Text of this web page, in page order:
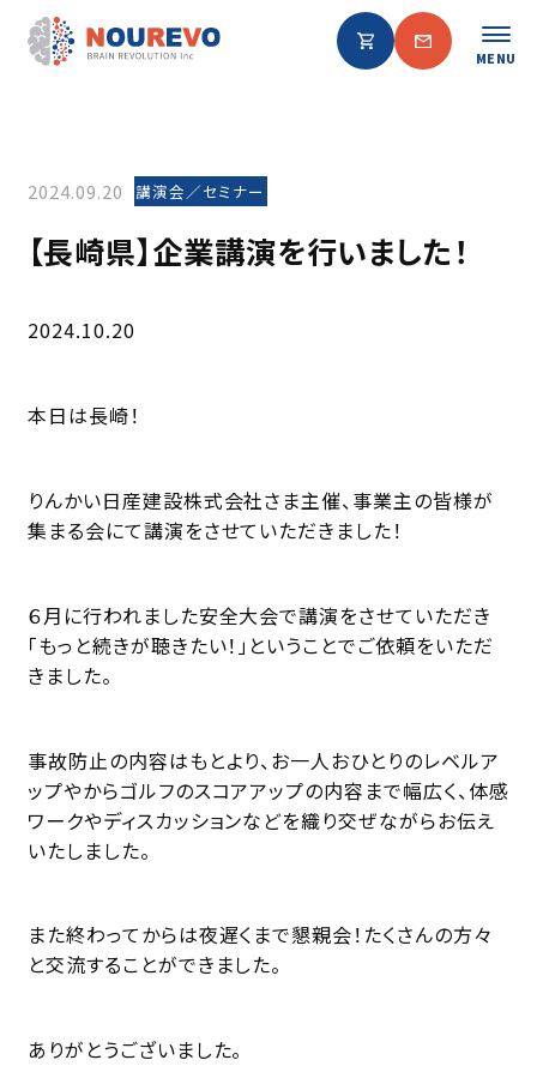
MENU
2024.09.20 講演会／セミナー
【長崎県】企業講演を行いました！
2024.10.20
本日は長崎！
りんかい日産建設株式会社さま主催、事業主の皆様が
集まる会にて講演をさせていただきました！
６月に行われました安全大会で講演をさせていただき
「もっと続きが聴きたい！」ということでご依頼をいただ
きました。
事故防止の内容はもとより、お一人おひとりのレベルア
ップやからゴルフのスコアアップの内容まで幅広く、体感
ワークやディスカッションなどを織り交ぜながらお伝え
いたしました。
また終わってからは夜遅くまで懇親会！たくさんの方々
と交流することができました。
ありがとうございました。